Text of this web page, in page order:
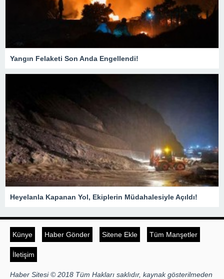
Yangın Felaketi Son Anda Engellendi!
Heyelanla Kapanan Yol, Ekiplerin Müdahalesiyle Açıldı!
Künye Haber Gönder Sitene Ekle Tüm Manşetler
İletişim
Haber Sitesi © 2018 Tüm Hakları saklıdır, kaynak gösterilmeden